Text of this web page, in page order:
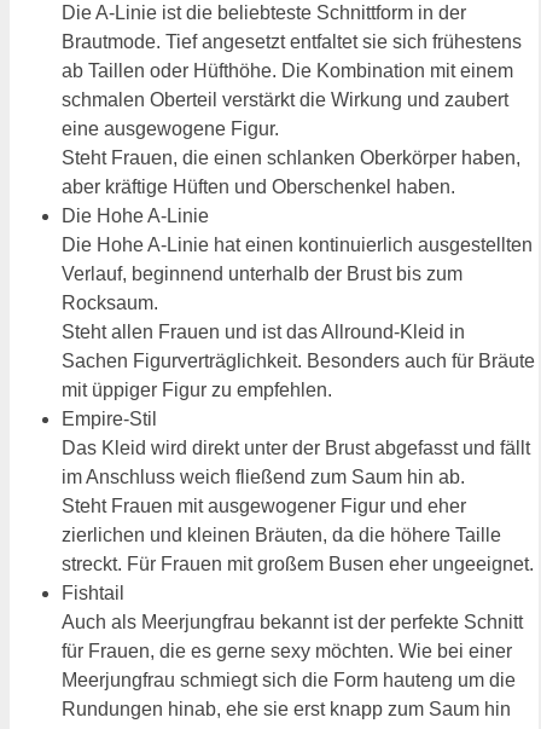
Die A-Linie ist die beliebteste Schnittform in der
Brautmode. Tief angesetzt entfaltet sie sich frühestens
ab Taillen oder Hüfthöhe. Die Kombination mit einem
schmalen Oberteil verstärkt die Wirkung und zaubert
eine ausgewogene Figur.
Steht Frauen, die einen schlanken Oberkörper haben,
aber kräftige Hüften und Oberschenkel haben.
Die Hohe A-Linie
Die Hohe A-Linie hat einen kontinuierlich ausgestellten
Verlauf, beginnend unterhalb der Brust bis zum
Rocksaum.
Steht allen Frauen und ist das Allround-Kleid in
Sachen Figurverträglichkeit. Besonders auch für Bräute
mit üppiger Figur zu empfehlen.
Empire-Stil
Das Kleid wird direkt unter der Brust abgefasst und fällt
im Anschluss weich fließend zum Saum hin ab.
Steht Frauen mit ausgewogener Figur und eher
zierlichen und kleinen Bräuten, da die höhere Taille
streckt. Für Frauen mit großem Busen eher ungeeignet.
Fishtail
Auch als Meerjungfrau bekannt ist der perfekte Schnitt
für Frauen, die es gerne sexy möchten. Wie bei einer
Meerjungfrau schmiegt sich die Form hauteng um die
Rundungen hinab, ehe sie erst knapp zum Saum hin